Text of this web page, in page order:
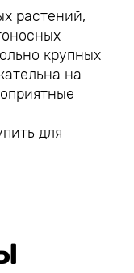
растений,
крупных
на
для